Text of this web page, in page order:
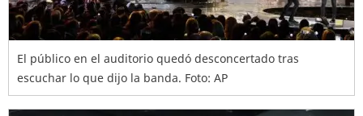
El público en el auditorio quedó desconcertado tras
escuchar lo que dijo la banda. Foto: AP